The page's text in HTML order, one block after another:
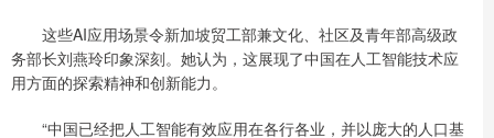
这些AI应用场景令新加坡贸工部兼文化、社区及青年部高级政
务部长刘燕玲印象深刻。她认为，这展现了中国在人工智能技术应
用方面的探索精神和创新能力。
“中国已经把人工智能有效应用在各行各业，并以庞大的人口基